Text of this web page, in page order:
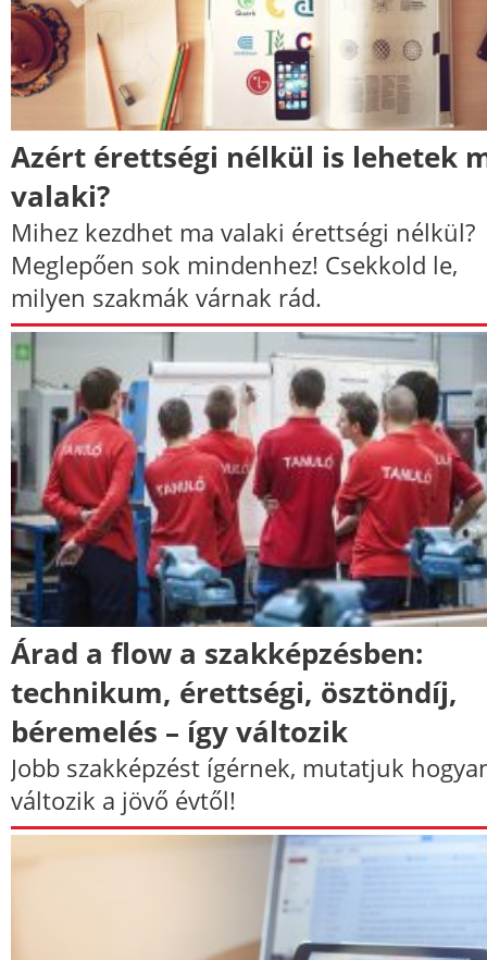
Azért érettségi nélkül is lehetek
valaki?
Mihez kezdhet ma valaki érettségi nélkül?
Meglepően sok mindenhez! Csekkold le,
milyen szakmák várnak rád.
Árad a flow a szakképzésben:
technikum, érettségi, ösztöndíj,
béremelés – így változik
Jobb szakképzést ígérnek, mutatjuk
változik a jövő évtől!